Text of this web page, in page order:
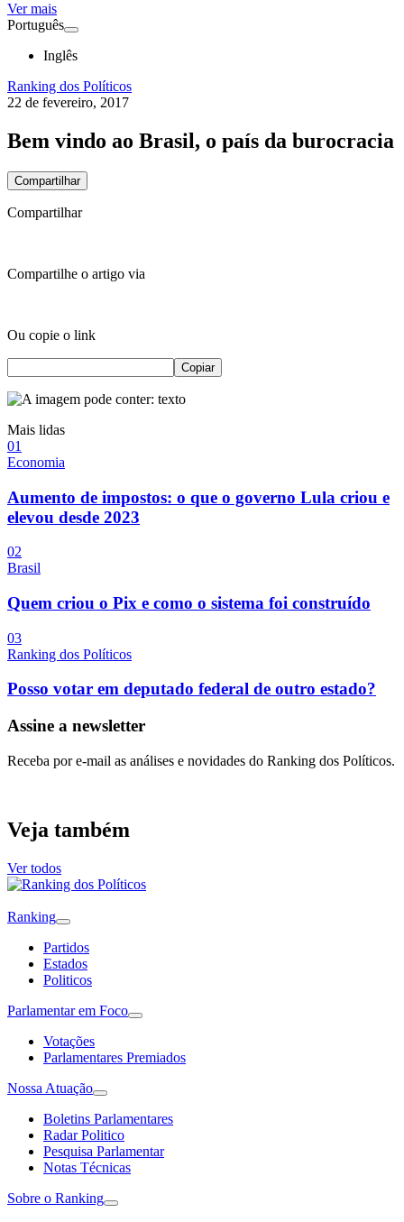
Ver mais
Português
Inglês
Ranking dos Políticos
22 de fevereiro, 2017
Bem vindo ao Brasil, o país da burocracia
Compartilhar
Compartilhar
Compartilhe o artigo via
Ou copie o link
Copiar
Mais lidas
01
Economia
Aumento de impostos: o que o governo Lula criou e
elevou desde 2023
02
Brasil
Quem criou o Pix e como o sistema foi construído
03
Ranking dos Políticos
Posso votar em deputado federal de outro estado?
Assine a newsletter
Receba por e-mail as análises e novidades do Ranking dos Políticos.
Veja também
Ver todos
Ranking
Partidos
Estados
Politicos
Parlamentar em Foco
Votações
Parlamentares Premiados
Nossa Atuação
Boletins Parlamentares
Radar Politico
Pesquisa Parlamentar
Notas Técnicas
Sobre o Ranking